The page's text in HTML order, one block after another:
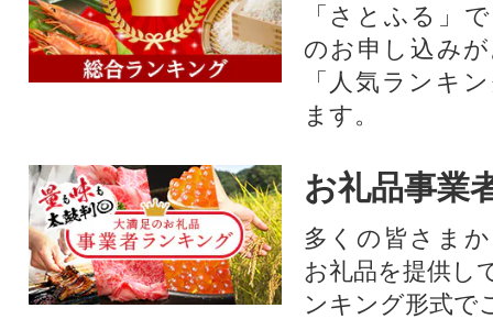
「さとふる」
のお申し込み
「人気ランキ
ます。
お礼品事業
多くの皆さま
お礼品を提供し
ンキング形式で